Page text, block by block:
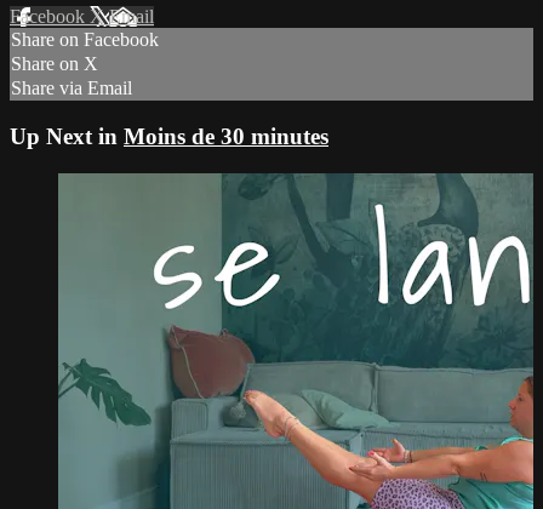
Facebook XEmail
Share on Facebook
Share on X
Share via Email
Up Next in Moins de 30 minutes